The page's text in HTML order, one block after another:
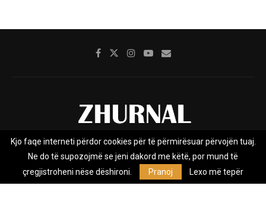
Rreth nesh Impresumi Marketing
Privacy Policy
Zhurnal.mk është Agjenci e Lajmeve e pavarur, e themeluar në vitin
Kjo faqe interneti përdor cookies për të përmirësuar përvojën tuaj.
Ne do të supozojmë se jeni dakord me këtë, por mund të
çregjistroheni nëse dëshironi.
Pranoj Lexo më tepër